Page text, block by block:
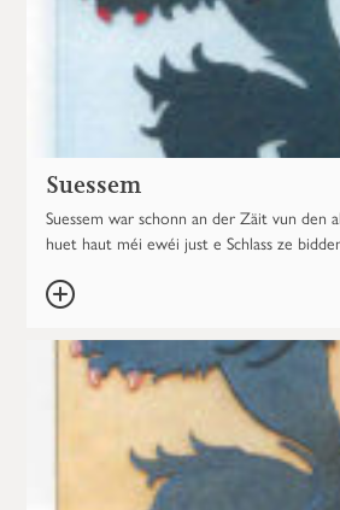
Suessem
Suessem war schonn an der Zäit vun den
huet haut méi ewéi just e Schlass ze